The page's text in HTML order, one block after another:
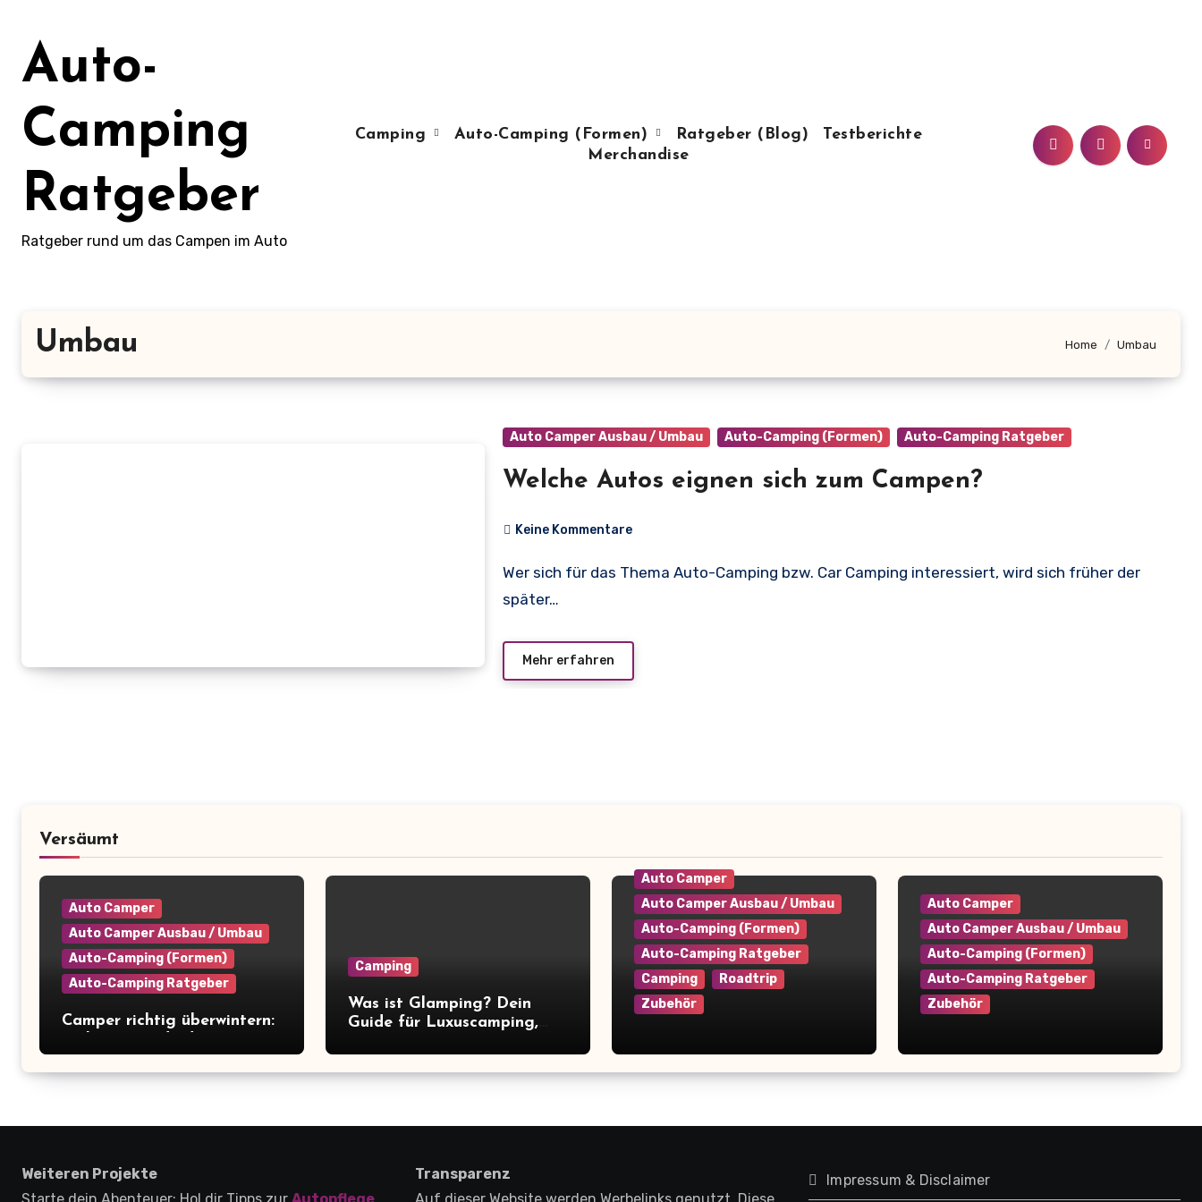
springen
Auto-
Camping
Ratgeber
Ratgeber rund um das Campen im Auto
Camping Auto-Camping (Formen) Ratgeber (Blog)
Testberichte
Merchandise
Umbau Home Umbau
Auto Camper Ausbau / Umbau Auto-Camping (Formen) Auto-Camping Ratgeber
Welche Autos eignen sich zum Campen?
Keine Kommentare
Wer sich für das Thema Auto-Camping bzw. Car Camping interessiert, wird sich früher der
später…
Mehr erfahren
Versäumt
Auto Camper
Auto Camper Ausbau / Umbau
Auto-Camping (Formen)
Auto-Camping Ratgeber
Camper richtig überwintern:
auf die Winterpause vor
Camping
Was ist Glamping? Dein
Guide für Luxuscamping,
Auto Camper
Auto Camper Ausbau / Umbau
Auto-Camping (Formen)
Auto-Camping Ratgeber
Camping
Roadtrip
Zubehör
einräumen: 9+ clevere Tipps
für maximale
Auto Camper
Auto Camper Ausbau / Umbau
Auto-Camping (Formen)
Auto-Camping Ratgeber
Zubehör
Diese Regeln musst du
kennen (+Kaufberatung)
Weiteren Projekte
Transparenz
Impressum & Disclaimer